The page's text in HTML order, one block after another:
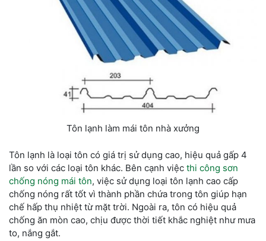
Tôn lạnh làm mái tôn nhà xưởng
Tôn lạnh là loại tôn có giá trị sử dụng cao, hiệu quả gấp 4
lần so với các loại tôn khác. Bên cạnh việc thi công sơn
chống nóng mái tôn, việc sử dụng loại tôn lạnh cao cấp
chống nóng rất tốt vì thành phần chứa trong tôn giúp hạn
chế hấp thụ nhiệt từ mặt trời. Ngoài ra, tôn có hiệu quả
chống ăn mòn cao, chịu được thời tiết khắc nghiệt như mưa
to, nắng gắt.